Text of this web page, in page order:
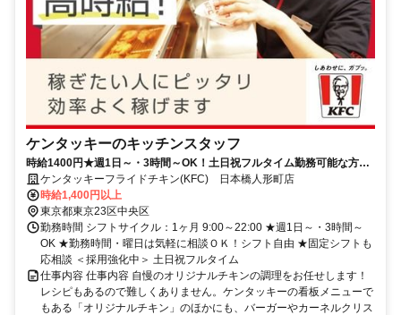
ケンタッキーのキッチンスタッフ
時給1400円★週1日～・3時間～OK！土日祝フルタイム勤務可能な方大
歓迎♪ケンタッキーフライドチキン(KFC) 日本橋人形町店
時給1,400円以上
東京都東京23区中央区
勤務時間 シフトサイクル：1ヶ月 9:00～22:00 ★週1日～・3時間～
OK ★勤務時間・曜日は気軽に相談ＯＫ！シフト自由 ★固定シフトも
応相談 ＜採用強化中＞ 土日祝フルタイム
仕事内容 仕事内容 自慢のオリジナルチキンの調理をお任せします！
レシピもあるので難しくありません。ケンタッキーの看板メニューで
もある「オリジナルチキン」のほかにも、バーガーやカーネルクリス